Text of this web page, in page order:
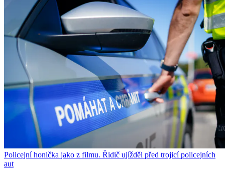
Policejní honička jako z filmu. Řidič ujížděl před trojicí policejních
aut